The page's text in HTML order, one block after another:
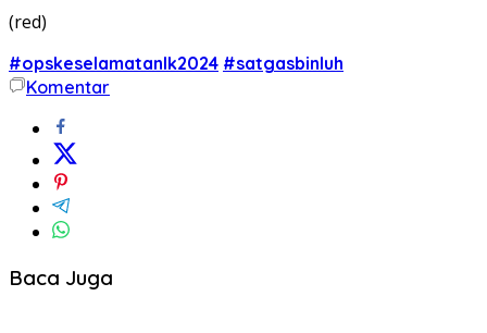
(red)
#opskeselamatanlk2024 #satgasbinluh
Komentar
Baca Juga